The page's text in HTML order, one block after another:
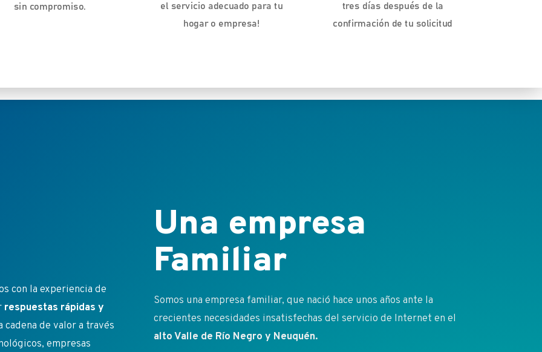
sin compromiso.
el servicio adecuado para tu
hogar o empresa!
tres días después de la
confirmación de tu solicitud
con la experiencia de
respuestas rápidas y
de valor a través
empresas
Una empresa
Familiar
Somos una empresa familiar, que nació hace unos años ante la
crecientes necesidades insatisfechas del servicio de Internet en el
alto Valle de Río Negro y Neuquén.